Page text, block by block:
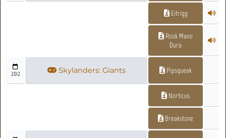
Eitrigg
Rook Mano
Dura
2012 Skylanders: Giants Pipsqueak
Norticus
Breakstone